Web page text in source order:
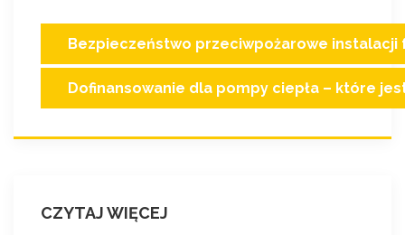
Bezpieczeństwo przeciwpożarowe
Dofinansowanie dla pompy ciepła – które
CZYTAJ WIĘCEJ